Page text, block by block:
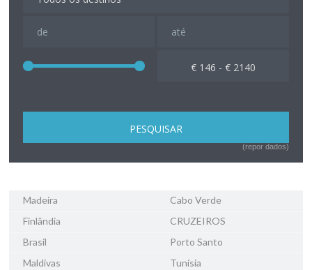
€ 146 - € 2140
(repor dados)
Madeira
Cabo Verde
Finlândia
CRUZEIROS
Brasil
Porto Santo
Maldivas
Tunísia